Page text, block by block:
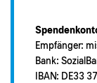
Empfänger:
Bank:
IBAN: DE33